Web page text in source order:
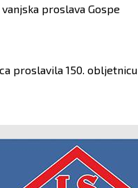
proslava Gospe
proslavila 150. obljetnicu